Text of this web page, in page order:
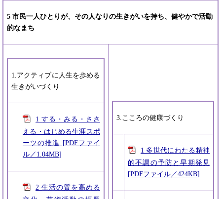
5 市民一人ひとりが、その人なりの生きがいを持ち、健やかで活動
的なまち
1.アクティブに人生を歩める
生きがいづくり
1 する・みる・ささ
える・はじめる生涯スポ
ーツの推進 [PDFファイ
ル／1.04MB]
2 生活の質を高める
3.こころの健康づくり
1 多世代にわたる精神
的不調の予防と早期発見
[PDFファイル／424KB]